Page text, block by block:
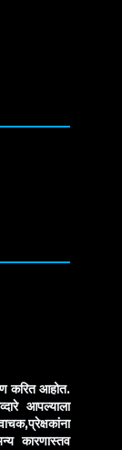
करित आहोत.
आपल्याला
कारणास्तव